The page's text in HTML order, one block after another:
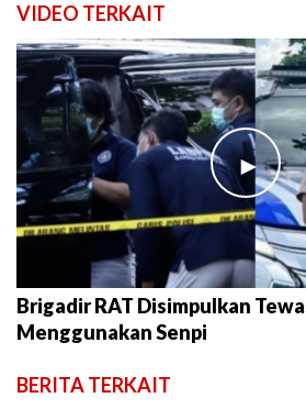
VIDEO TERKAIT
►
Brigadir RAT Disimpulkan
Menggunakan Senpi
BERITA TERKAIT